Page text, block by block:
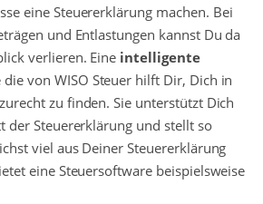
eine Steuererklärung machen. Bei
und Entlastungen kannst Du da
verlieren. Eine intelligente
die von WISO Steuer hilft Dir, Dich in
zu finden. Sie unterstützt Dich
der Steuererklärung und stellt so
viel aus Deiner Steuererklärung
eine Steuersoftware beispielsweise